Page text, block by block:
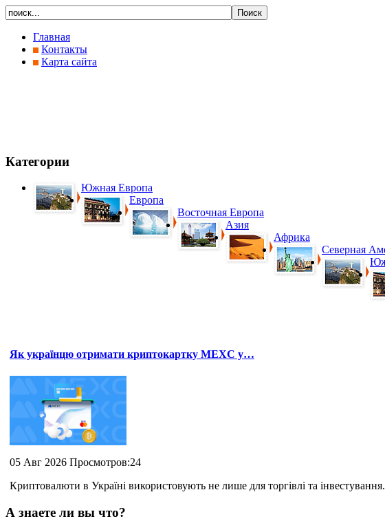
Главная
Контакты
Карта сайта
Категории
Южная Европа
Европа
Восточная Европа
Азия
Африка
Северная
Як українцю отримати криптокартку MEXC у…
05 Авг 2026 Просмотров:24
Криптовалюти в Україні використовують не лише для торгівлі та
А знаете ли вы что?